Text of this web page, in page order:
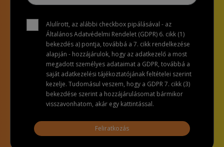
Alulírott, az alábbi checkbox pipálásával - az
Általános Adatvédelmi Rendelet (GDPR) 6. cikk (1)
bekezdés a) pontja, továbbá a 7. cikk rendelkezése
alapján - hozzájárulok, hogy az adatkezelő a most
megadott személyes adataimat a GDPR, továbbá a
saját adatkezelési tájékoztatójának feltételei szerint
kezelje. Tudomásul veszem, hogy a GDPR 7. cikk (3)
bekezdése szerint a hozzájárulásomat bármikor
visszavonhatom, akár egy kattintással.
Feliratkozás